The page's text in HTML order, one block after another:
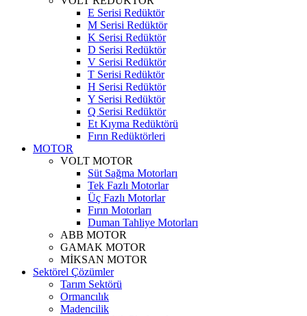
E Serisi Redüktör
M Serisi Redüktör
K Serisi Redüktör
D Serisi Redüktör
V Serisi Redüktör
T Serisi Redüktör
H Serisi Redüktör
Y Serisi Redüktör
Q Serisi Redüktör
Et Kıyma Redüktörü
Fırın Redüktörleri
MOTOR
VOLT MOTOR
Süt Sağma Motorları
Tek Fazlı Motorlar
Üç Fazlı Motorlar
Fırın Motorları
Duman Tahliye Motorları
ABB MOTOR
GAMAK MOTOR
MİKSAN MOTOR
Sektörel Çözümler
Tarım Sektörü
Ormancılık
Madencilik